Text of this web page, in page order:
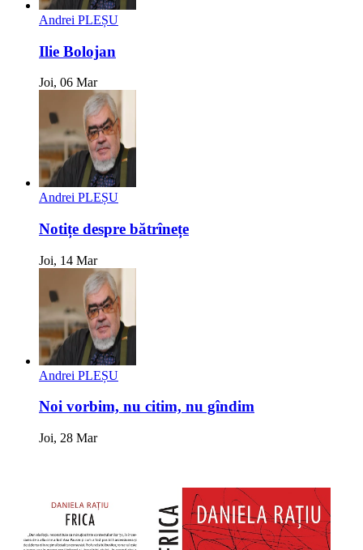
Andrei PLEȘU
Ilie Bolojan
Joi, 06 Mar
Andrei PLEȘU
Notițe despre bătrînețe
Joi, 14 Mar
Andrei PLEȘU
Noi vorbim, nu citim, nu gîndim
Joi, 28 Mar